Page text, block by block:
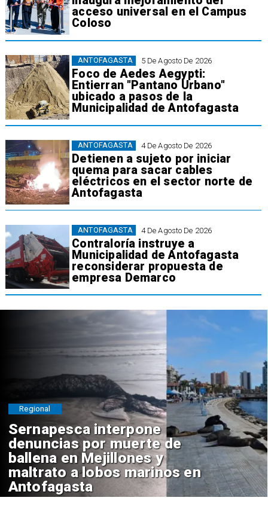
acceso universal en el Campus
Coloso
5 De Agosto De 2026
Foco de Aedes Aegypti:
Entierran "Pantano Urbano"
ubicado a pasos de la
Municipalidad de Antofagasta
ANTOFAGASTA
4 De Agosto De 2026
Detienen a sujeto por iniciar
quema para sacar cables
eléctricos en el sector norte de
Antofagasta
ANTOFAGASTA
4 De Agosto De 2026
Contraloría instruye a
Municipalidad de Antofagasta
reconsiderar propuesta de
empresa Demarco
ANTOFAGASTA
Sernapesca interpone
denuncias por muerte de
ballena en Mejillones y
maltrato a lobos marinos en
Antofagasta
Regional